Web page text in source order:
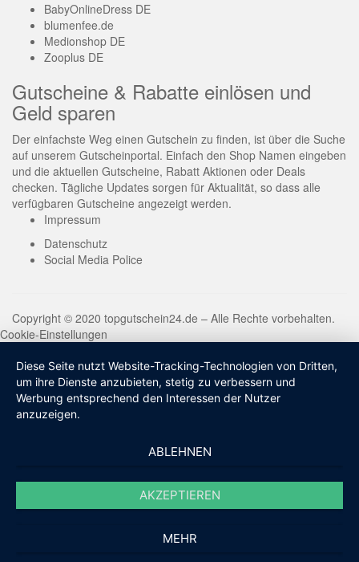
BabyOnlineDress DE
blumenfee.de
Medionshop DE
Zooplus DE
Gutscheine & Rabatte einlösen und
Geld sparen
Der einfachste Weg einen Gutschein zu finden, ist über die Suche
auf unserem Gutscheinportal. Einfach den Shop Namen eingeben
und die aktuellen Gutscheine, Rabatt Aktionen oder Deals
checken. Tägliche Updates sorgen für Aktualität, so dass alle
verfügbaren Gutscheine angezeigt werden.
Impressum
Datenschutz
Social Media Police
Copyright © 2020 topgutschein24.de – Alle Rechte vorbehalten.
Cookie-Einstellungen
Diese Seite nutzt Website-Tracking-Technologien von Dritten,
um ihre Dienste anzubieten, stetig zu verbessern und
Werbung entsprechend den Interessen der Nutzer
anzuzeigen.
ABLEHNEN
AKZEPTIEREN
MEHR